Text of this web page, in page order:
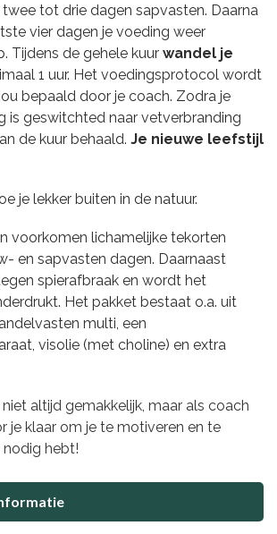
tot drie dagen sapvasten. Daarna
vier dagen je voeding weer
Tijdens de gehele kuur wandel je
1 uur. Het voedingsprotocol wordt
bepaald door je coach. Zodra je
is geswitchted naar vetverbranding
de kuur behaald. Je nieuwe leefstijl
je lekker buiten in de natuur.
voorkomen lichamelijke tekorten
en sapvasten dagen. Daarnaast
spierafbraak en wordt het
Het pakket bestaat o.a. uit
multi, een
visolie (met choline) en extra
altijd gemakkelijk, maar als coach
je klaar om je te motiveren en te
nodig hebt!